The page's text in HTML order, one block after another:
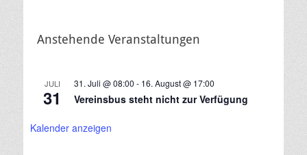
Anstehende Veranstaltungen
JULI
31
31. Juli @ 08:00 - 16. August @ 17:00
Vereinsbus steht nicht zur Verfügung
Kalender anzeigen